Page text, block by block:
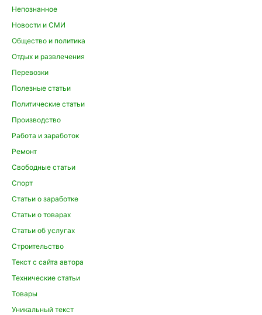
Непознанное
Новости и СМИ
Общество и политика
Отдых и развлечения
Перевозки
Полезные статьи
Политические статьи
Производство
Работа и заработок
Ремонт
Свободные статьи
Спорт
Статьи о заработке
Статьи о товарах
Статьи об услугах
Строительство
Текст с сайта автора
Технические статьи
Товары
Уникальный текст